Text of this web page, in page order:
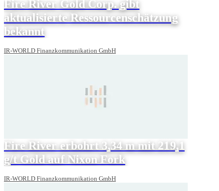
Fire River Gold Corp. gibt
aktualisierte Ressourcenschätzung
bekannt
IR-WORLD Finanzkommunikation GmbH
Fire River erbohrt 3,34 m mit 219,1
g/t Gold auf Nixon Fork
IR-WORLD Finanzkommunikation GmbH